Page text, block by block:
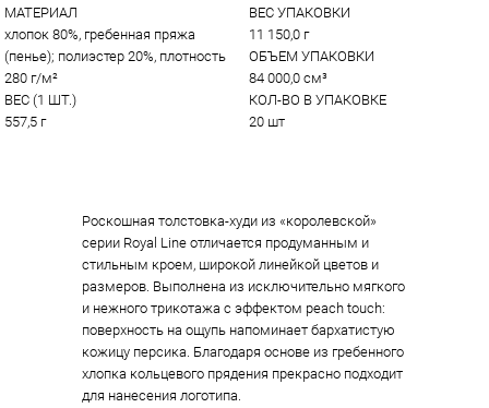
МАТЕРИАЛ
хлопок 80%, гребенная пряжа
(пенье); полиэстер 20%, плотность
280 г/м²
ВЕС (1 ШТ.)
557,5 г
ВЕС УПАКОВКИ
11 150,0 г
ОБЪЕМ УПАКОВКИ
84 000,0 см³
КОЛ-ВО В УПАКОВКЕ
20 шт
Роскошная толстовка-худи из «королевской»
серии Royal Line отличается продуманным и
стильным кроем, широкой линейкой цветов и
размеров. Выполнена из исключительно мягкого
и нежного трикотажа с эффектом peach touch:
поверхность на ощупь напоминает бархатистую
кожицу персика. Благодаря основе из гребенного
хлопка кольцевого прядения прекрасно подходит
для нанесения логотипа.